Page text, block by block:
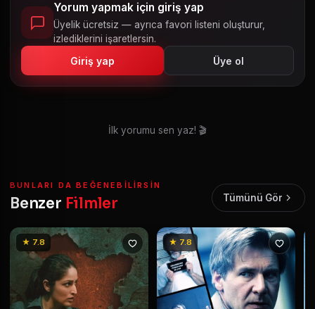
Yorum yapmak için giriş yap
Üyelik ücretsiz — ayrıca favori listeni oluşturur,
izlediklerini işaretlersin.
Giriş yap Üye ol
İlk yorumu sen yaz! 🎬
BUNLARI DA BEĞENEBILIRSIN
Benzer Filmler Tümünü Gör
★ 7.8 ★ 7.8